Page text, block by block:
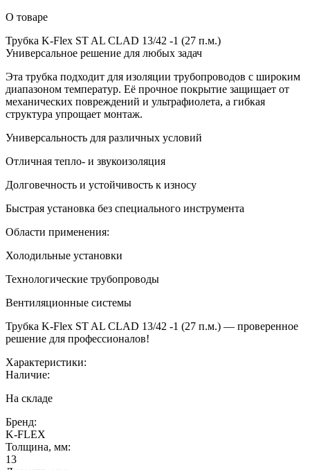
О товаре
Трубка K-Flex ST AL CLAD 13/42 -1 (27 п.м.)
Универсальное решение для любых задач
Эта трубка подходит для изоляции трубопроводов с широким
диапазоном температур. Её прочное покрытие защищает от
механических повреждений и ультрафиолета, а гибкая
структура упрощает монтаж.
Универсальность для различных условий
Отличная тепло- и звукоизоляция
Долговечность и устойчивость к износу
Быстрая установка без специального инструмента
Области применения:
Холодильные установки
Технологические трубопроводы
Вентиляционные системы
Трубка K-Flex ST AL CLAD 13/42 -1 (27 п.м.) — проверенное
решение для профессионалов!
Характеристики:
Наличие:
На складе
Бренд:
K-FLEX
Толщина, мм:
13